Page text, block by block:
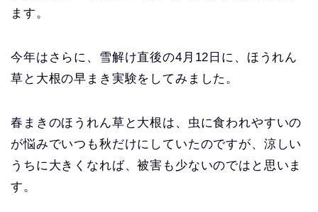
ます。
今年はさらに、雪解け直後の4月12日に、ほうれん
草と大根の早まき実験をしてみました。
春まきのほうれん草と大根は、虫に食われやすいの
が悩みでいつも秋だけにしていたのですが、涼しい
うちに大きくなれば、被害も少ないのではと思いま
す。